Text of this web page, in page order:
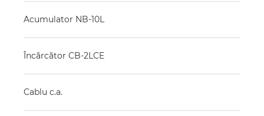
Acumulator NB-10L
Încărcător CB-2LCE
Cablu c.a.